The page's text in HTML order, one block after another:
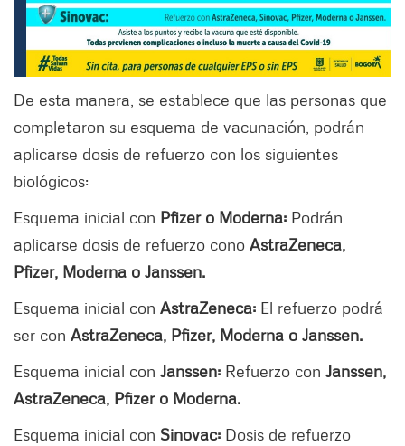
De esta manera, se establece que las personas que
completaron su esquema de vacunación, podrán
aplicarse dosis de refuerzo con los siguientes
biológicos:
Esquema inicial con Pfizer o Moderna: Podrán
aplicarse dosis de refuerzo cono AstraZeneca,
Pfizer, Moderna o Janssen.
Esquema inicial con AstraZeneca: El refuerzo podrá
ser con AstraZeneca, Pfizer, Moderna o Janssen.
Esquema inicial con Janssen: Refuerzo con Janssen,
AstraZeneca, Pfizer o Moderna.
Esquema inicial con Sinovac: Dosis de refuerzo